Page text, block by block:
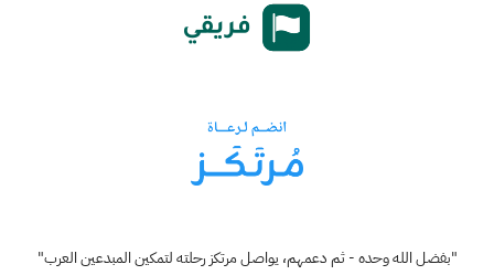
"بفضل الله وحده - ثم دعمهم، يواصل مرتكز رحلته لتمكين المبدعين العرب"